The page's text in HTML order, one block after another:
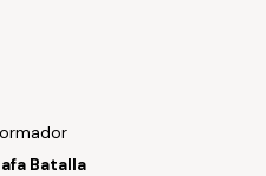
Batalla